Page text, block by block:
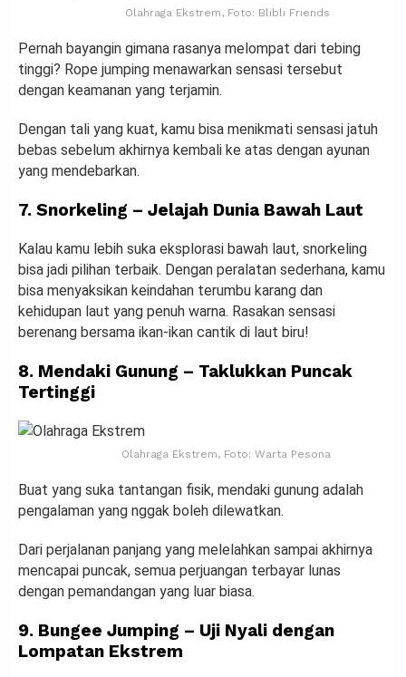
Olahraga Ekstrem, Foto: Blibli Friends
Pernah bayangin gimana rasanya melompat dari tebing
tinggi? Rope jumping menawarkan sensasi tersebut
dengan keamanan yang terjamin.
Dengan tali yang kuat, kamu bisa menikmati sensasi jatuh
bebas sebelum akhirnya kembali ke atas dengan ayunan
yang mendebarkan.
7. Snorkeling – Jelajah Dunia Bawah Laut
Kalau kamu lebih suka eksplorasi bawah laut, snorkeling
bisa jadi pilihan terbaik. Dengan peralatan sederhana, kamu
bisa menyaksikan keindahan terumbu karang dan
kehidupan laut yang penuh warna. Rasakan sensasi
berenang bersama ikan-ikan cantik di laut biru!
8. Mendaki Gunung – Taklukkan Puncak
Tertinggi
Olahraga Ekstrem, Foto: Warta Pesona
Buat yang suka tantangan fisik, mendaki gunung adalah
pengalaman yang nggak boleh dilewatkan.
Dari perjalanan panjang yang melelahkan sampai akhirnya
mencapai puncak, semua perjuangan terbayar lunas
dengan pemandangan yang luar biasa.
9. Bungee Jumping – Uji Nyali dengan
Lompatan Ekstrem